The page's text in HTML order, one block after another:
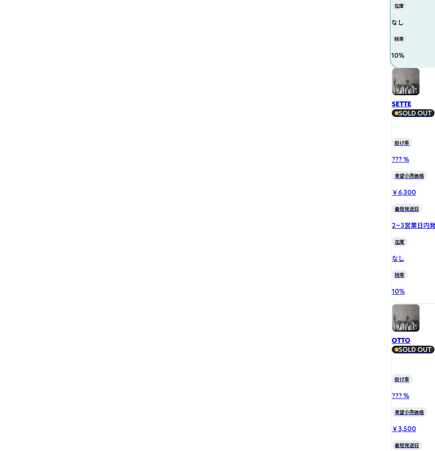
在庫
なし
税率
10%
SETTE
SOLD OUT
掛け率
??? %
希望小売価格
￥6,300
最短発送日
2~3営業日内
在庫
なし
税率
10%
OTTO
SOLD OUT
掛け率
??? %
希望小売価格
￥3,500
最短発送日